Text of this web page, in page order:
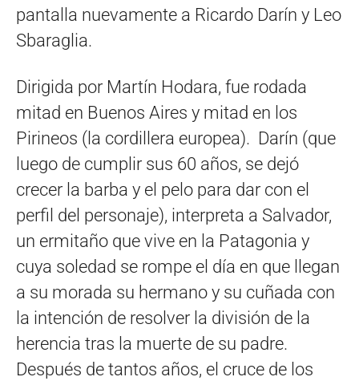
pantalla nuevamente a Ricardo Darín y Leo
Sbaraglia.
Dirigida por Martín Hodara, fue rodada
mitad en Buenos Aires y mitad en los
Pirineos (la cordillera europea). Darín (que
luego de cumplir sus 60 años, se dejó
crecer la barba y el pelo para dar con el
perfil del personaje), interpreta a Salvador,
un ermitaño que vive en la Patagonia y
cuya soledad se rompe el día en que llegan
a su morada su hermano y su cuñada con
la intención de resolver la división de la
herencia tras la muerte de su padre.
Después de tantos años, el cruce de los